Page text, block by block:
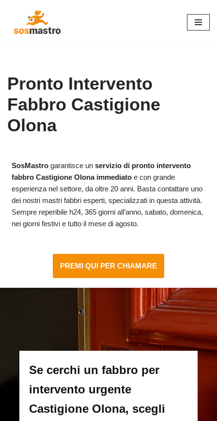
Pronto Intervento
Fabbro Castigione
Olona
SosMastro garantisce unservizio di pronto intervento
fabbro Castigione Olona immediato e con grande
esperienza nel settore, da oltre 20 anni. Basta contattare uno
dei nostri mastri fabbri esperti, specializzati in questa attività.
Sempre reperibile h24, 365 giorni all’anno, sabato, domenica,
nei giorni festivi e tutto il mese di agosto.
PREMI QUI PER CHIAMARE
Se cerchi un fabbro per
intervento urgente
Castigione Olona, scegli